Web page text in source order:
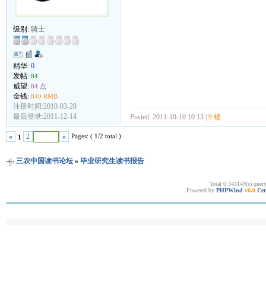
级别: 骑士
精华: 0
发帖: 84
威望: 84 点
金钱: 840 RMB
注册时间:2010-03-28
最后登录:2011-12-14
Posted: 2011-10-10 10:13 | 9 楼
« 1 2 » Pages: ( 1/2 total )
三农中国读书论坛» 毕业研究生读书报告
Total 0.343149(s)
Powered by PHPWind v6.0